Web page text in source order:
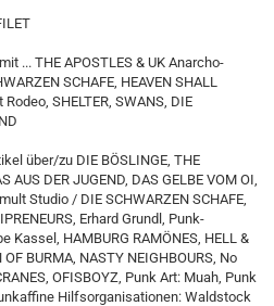
... THE APOSTLES & UK Anarcho-
SCHAFE, HEAVEN SHALL
SHELTER, SWANS, DIE
über/zu DIE BÖSLINGE, THE
AUS DER JUGEND, DAS GELBE VOM OI,
Studio / DIE SCHWARZEN SCHAFE,
Erhard Grundl, Punk-
Kassel, HAMBURG RAMÖNES, HELL &
BURMA, NASTY NEIGHBOURS, No
OFISBOYZ, Punk Art: Muah, Punk
Hilfsorganisationen: Waldstock